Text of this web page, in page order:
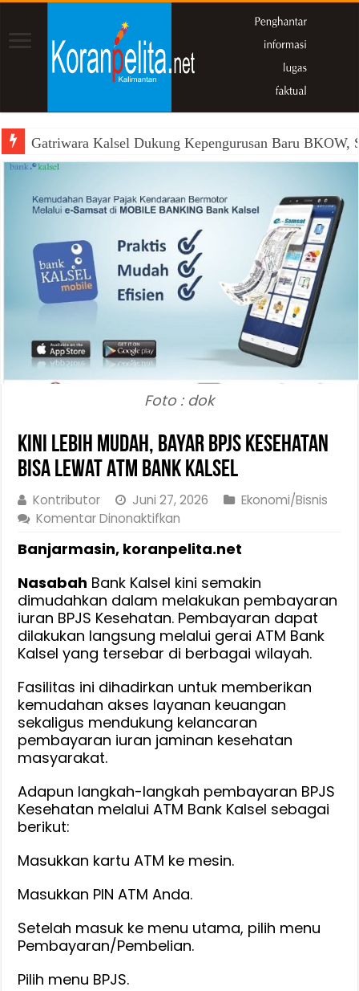
Gatriwara Kalsel Dukung Kepengurusan Baru BKOW,
Foto : dok
Kini Lebih Mudah, Bayar BPJS Kesehatan
Bisa Lewat ATM Bank Kalsel
Kontributor Juni 27, 2026
Ekonomi/Bisnis
Komentar Dinonaktifkan
Lebih
Bayar
BPJS
Kesehatan
Bisa
ATM
Bank
Kalsel
Banjarmasin, koranpelita.net
Nasabah Bank Kalsel kini semakin
dimudahkan dalam melakukan pembayaran
iuran BPJS Kesehatan. Pembayaran dapat
dilakukan langsung melalui gerai ATM Bank
Kalsel yang tersebar di berbagai wilayah.
Fasilitas ini dihadirkan untuk memberikan
kemudahan akses layanan keuangan
sekaligus mendukung kelancaran
pembayaran iuran jaminan kesehatan
masyarakat.
Adapun langkah-langkah pembayaran BPJS
Kesehatan melalui ATM Bank Kalsel sebagai
berikut:
Masukkan kartu ATM ke mesin.
Masukkan PIN ATM Anda.
Setelah masuk ke menu utama, pilih menu
Pembayaran/Pembelian.
Pilih menu BPJS.